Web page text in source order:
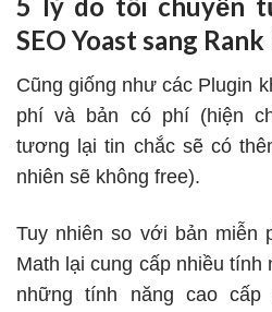
SEO Yoast sang
Cũng giống như các Plugin
phí và bản có phí (hiện
tương lại tin chắc sẽ có
nhiên sẽ không free).
Tuy nhiên so với bản miễn
Math lại cung cấp nhiều
những tính năng cao